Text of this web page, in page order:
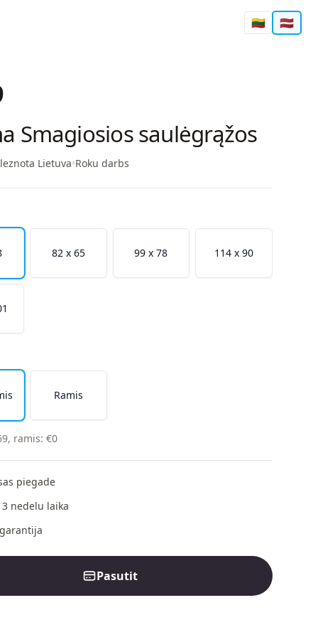
🇱🇹 🇱🇻
Smagiosios saulėgrąžos
Lietuva•Roku darbs
82 x 65 99 x 78 114 x 90
Ramis
, ramis:€0
piegade
3 nedelu laika
Pasutit